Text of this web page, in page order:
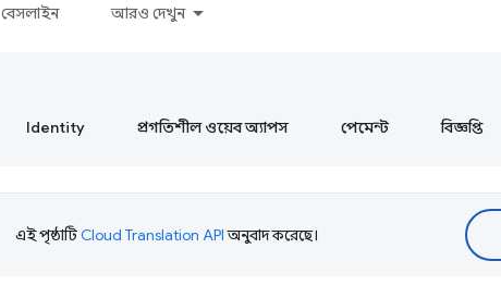
বেসলাইন আরও দেখুন
Identity প্রগতিশীল ওয়েব অ্যাপস পেমেন্ট বিজ্ঞপ্তি
এই পৃষ্ঠাটিCloud Translation APIঅনুবাদ করেছে।